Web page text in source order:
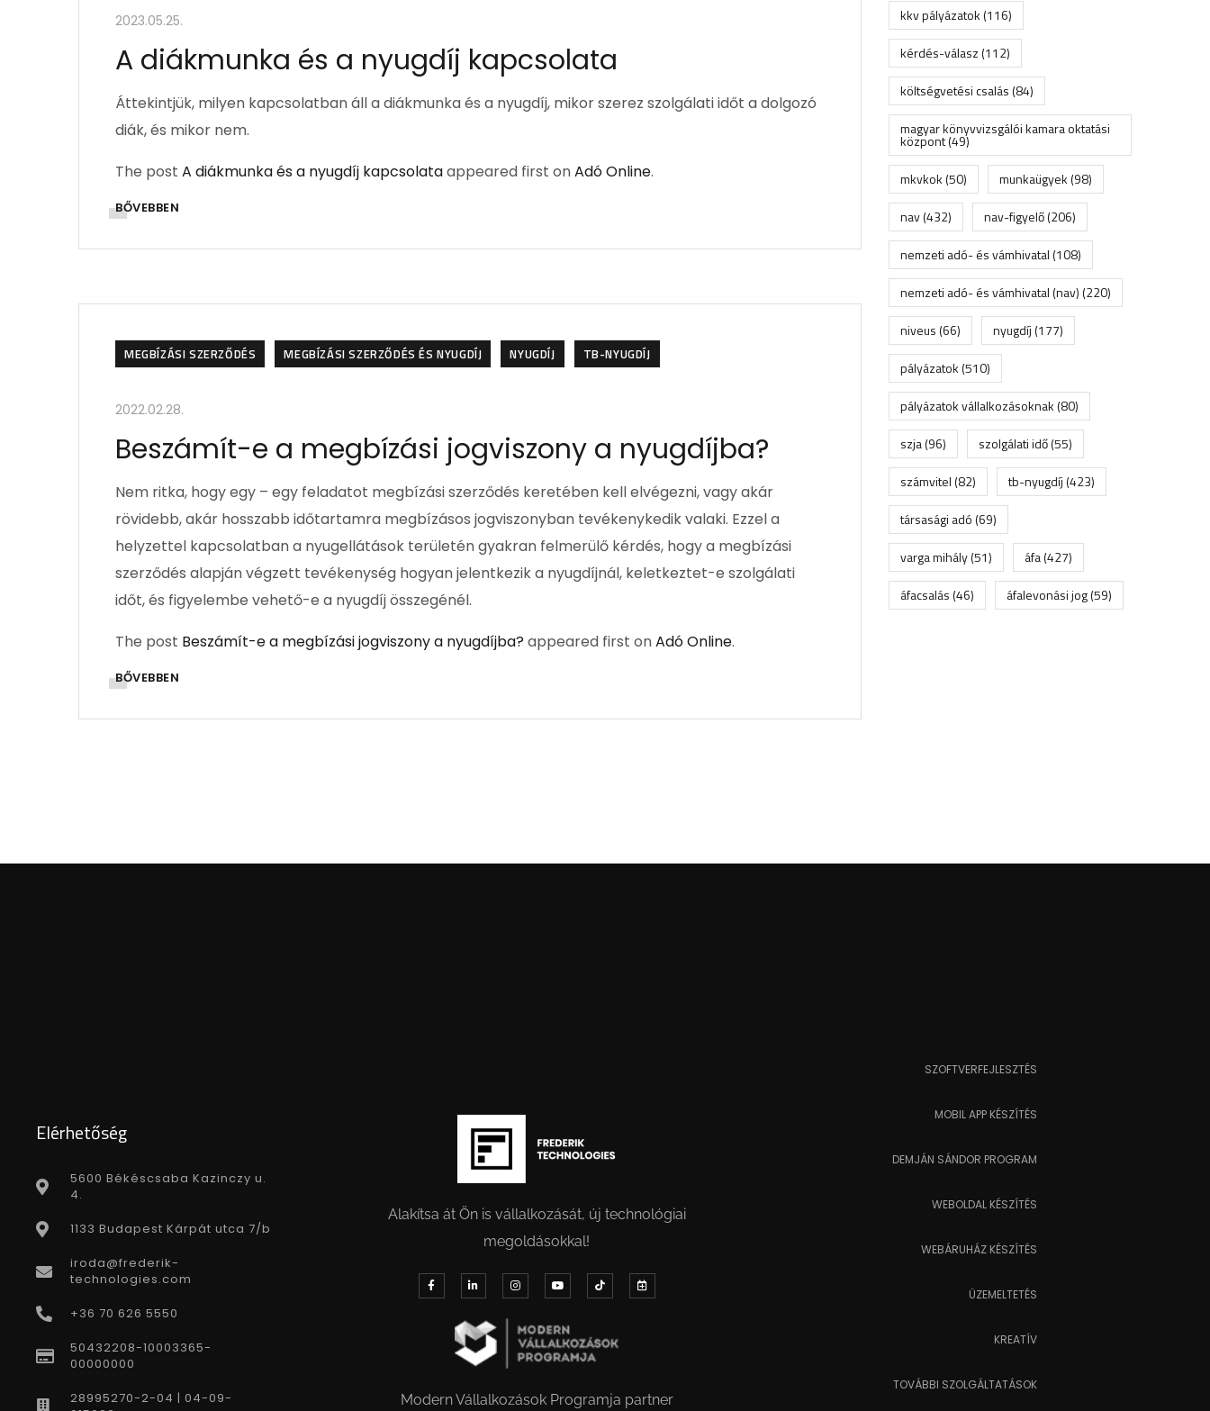
2023.05.25.
A diákmunka és a nyugdíj kapcsolata
Áttekintjük, milyen kapcsolatban áll a diákmunka és a nyugdíj, mikor szerez szolgálati időt a dolgozó
diák, és mikor nem.
The post A diákmunka és a nyugdíj kapcsolataappeared first onAdó Online.
BŐVEBBEN
MEGBÍZÁSI SZERZŐDÉS MEGBÍZÁSI SZERZŐDÉS ÉS NYUGDÍJ NYUGDÍJ TB-NYUGDÍJ
2022.02.28.
Beszámít-e a megbízási jogviszony a nyugdíjba?
Nem ritka, hogy egy – egy feladatot megbízási szerződés keretében kell elvégezni, vagy akár
rövidebb, akár hosszabb időtartamra megbízásos jogviszonyban tevékenykedik valaki. Ezzel a
helyzettel kapcsolatban a nyugellátások területén gyakran felmerülő kérdés, hogy a megbízási
szerződés alapján végzett tevékenység hogyan jelentkezik a nyugdíjnál, keletkeztet-e szolgálati
időt, és figyelembe vehető-e a nyugdíj összegénél.
The post Beszámít-e a megbízási jogviszony a nyugdíjba? appeared first onAdó Online.
BŐVEBBEN
kkv pályázatok(116)
kérdés-válasz(112)
költségvetési csalás(84)
magyar könyvvizsgálói kamara oktatási
központ(49)
mkvkok(50) munkaügyek(98)
nav(432) nav-figyelő(206)
nemzeti adó- és vámhivatal(108)
nemzeti adó- és vámhivatal (nav)(220)
niveus(66) nyugdíj(177)
pályázatok(510)
pályázatok vállalkozásoknak(80)
szja(96) szolgálati idő(55)
számvitel(82) tb-nyugdíj(423)
társasági adó(69)
varga mihály(51) áfa(427)
áfacsalás(46) áfalevonási jog(59)
Elérhetőség
5600 Békéscsaba Kazinczy u.
4.
1133 Budapest Kárpát utca 7/b
iroda@frederik-
technologies.com
+36 70 626 5550
50432208-10003365-
00000000
28995270-2-04 | 04-09-
Alakítsa át Ön is vállalkozását, új technológiai
megoldásokkal!
Modern Vállalkozások Programja partner
SZOFTVERFEJLESZTÉS
MOBIL APP KÉSZÍTÉS
DEMJÁN SÁNDOR PROGRAM
WEBOLDAL KÉSZÍTÉS
WEBÁRUHÁZ KÉSZÍTÉS
ÜZEMELTETÉS
KREATÍV
TOVÁBBI SZOLGÁLTATÁSOK